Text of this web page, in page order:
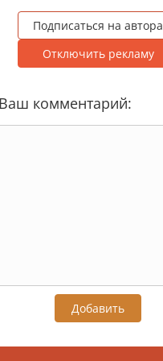
Подписаться на автора
Отключить рекламу
комментарий:
Добавить